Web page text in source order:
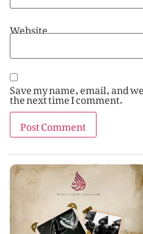
Website
Save my name, email, and
the next time I comment.